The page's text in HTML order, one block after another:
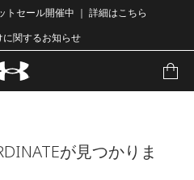
トセール開催中 ｜ 詳細はこちら
に関するお知らせ
1/1
が見つかりま